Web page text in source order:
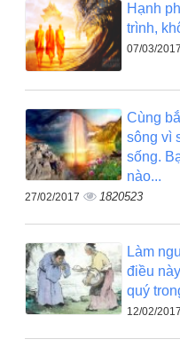
Hạnh
trình,
07/03/2017
Cùng
sông vì
sống.
nào...
27/02/2017 1820523
Làm
điều
quý
12/02/2017